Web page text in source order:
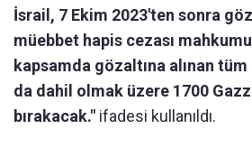
İsrail, 7 Ekim 2023'ten sonra
müebbet hapis cezası
kapsamda gözaltına alınan
da dahil olmak üzere 1700
bırakacak." ifadesi kullanıldı.